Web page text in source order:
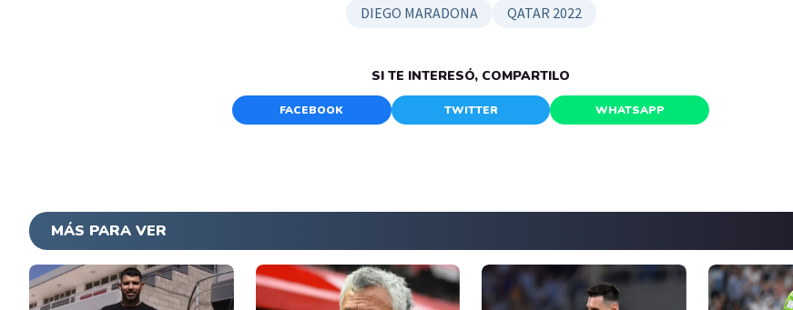
DIEGO MARADONA QATAR 2022
SI TE INTERESÓ, COMPARTILO
FACEBOOK TWITTER WHATSAPP
MÁS PARA VER